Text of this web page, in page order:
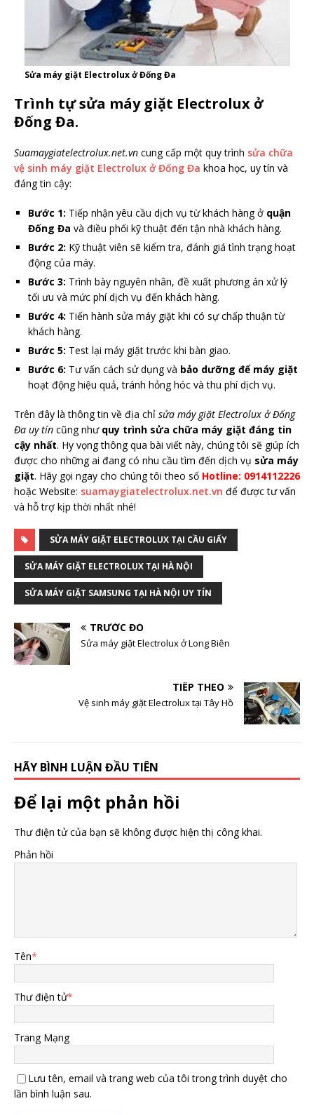
Sửa máy giặt Electrolux ở Đống Đa
Trình tự sửa máy giặt Electrolux ở
Đống Đa.
Suamaygiatelectrolux.net.vn cung cấp một quy trình sửa chữa
vệ sinh máy giặt Electrolux ở Đống Đa khoa học, uy tín và
đáng tin cậy:
Bước 1: Tiếp nhận yêu cầu dịch vụ từ khách hàng ở quận
Đống Đa và điều phối kỹ thuật đến tận nhà khách hàng.
Bước 2: Kỹ thuật viên sẽ kiểm tra, đánh giá tình trạng hoạt
động của máy.
Bước 3: Trình bày nguyên nhân, đề xuất phương án xử lý
tối ưu và mức phí dịch vụ đến khách hàng.
Bước 4: Tiến hành sửa máy giặt khi có sự chấp thuận từ
khách hàng.
Bước 5: Test lại máy giặt trước khi bàn giao.
Bước 6: Tư vấn cách sử dụng và bảo dưỡng để máy giặt
hoạt động hiệu quả, tránh hỏng hóc và thu phí dịch vụ.
Trên đây là thông tin về địa chỉ sửa máy giặt Electrolux ở Đống
Đa uy tín cũng như quy trình sửa chữa máy giặt đáng tin
cậy nhất. Hy vọng thông qua bài viết này, chúng tôi sẽ giúp ích
được cho những ai đang có nhu cầu tìm đến dịch vụ sửa máy
giặt. Hãy gọi ngay cho chúng tôi theo số Hotline: 0914112226
hoặc Website: suamaygiatelectrolux.net.vn để được tư vấn
và hỗ trợ kịp thời nhất nhé!
SỬA MÁY GIẶT ELECTROLUX TẠI CẦU GIẤY
SỬA MÁY GIẶT ELECTROLUX TẠI HÀ NỘI
SỬA MÁY GIẶT SAMSUNG TẠI HÀ NỘI UY TÍN
TRƯỚC ĐÓ
Sửa máy giặt Electrolux ở Long Biên
TIẾP THEO
Vệ sinh máy giặt Electrolux tại Tây Hồ
HÃY BÌNH LUẬN ĐẦU TIÊN
Để lại một phản hồi
Thư điện tử của bạn sẽ không được hiện thị công khai.
Phản hồi
Tên*
Thư điện tử*
Trang Mạng
Lưu tên, email và trang web của tôi trong trình duyệt cho
lần bình luận sau.